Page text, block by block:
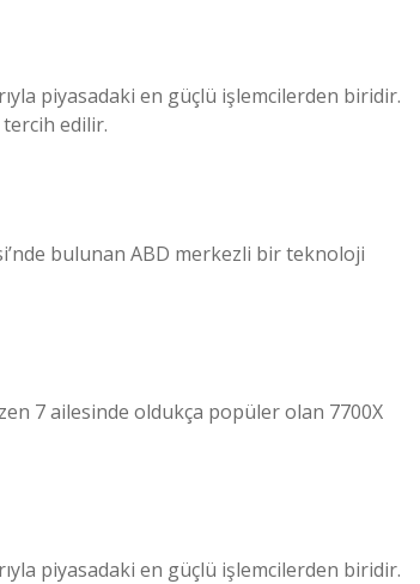
piyasadaki en güçlü işlemcilerden biridir.
edilir.
bulunan ABD merkezli bir teknoloji
7 ailesinde oldukça popüler olan 7700X
piyasadaki en güçlü işlemcilerden biridir.